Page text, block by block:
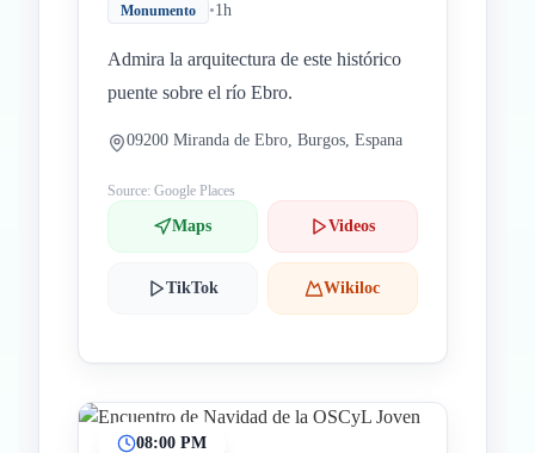
Monumento •1h
Admira la arquitectura de este histórico
puente sobre el río Ebro.
09200 Miranda de Ebro, Burgos, Espana
Source: Google Places
Maps Videos
TikTok Wikiloc
08:00 PM